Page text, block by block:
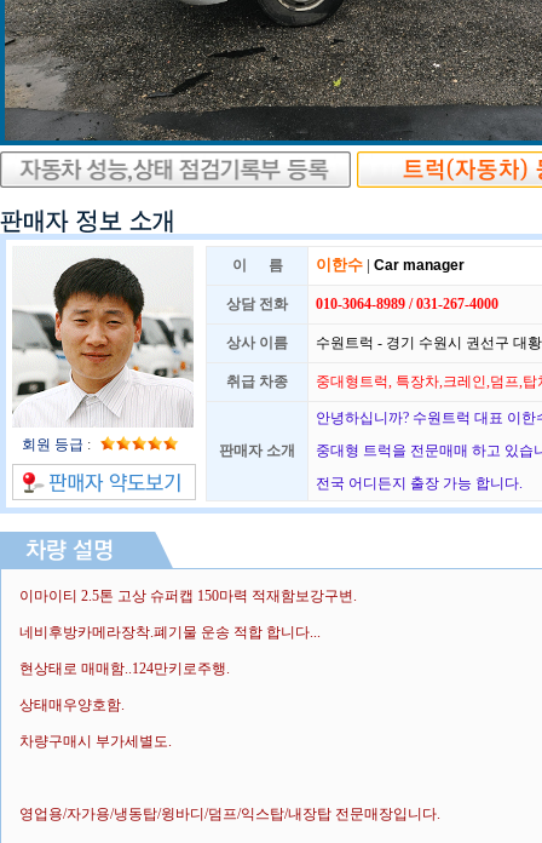
회원 등급 :
이 름 이한수 | Car manager
상담 전화 010-3064-8989 / 031-267-4000
상사 이름 수원트럭 - 경기 수원시 권선구 대
취급 차종 중대형트럭, 특장차,크레인,덤프,탑
판매자 소개
안녕하십니까? 수원트럭 대표 이한
중대형 트럭을 전문매매 하고 있습
전국 어디든지 출장 가능 합니다.
이마이티 2.5톤 고상 슈퍼캡 150마력 적재함보강구변.
네비후방카메라장착.폐기물 운송 적합 합니다...
현상태로 매매함..124만키로주행.
상태매우양호함.
차량구매시 부가세별도.
영업용/자가용/냉동탑/윙바디/덤프/익스탑/내장탑 전문매장입니다.